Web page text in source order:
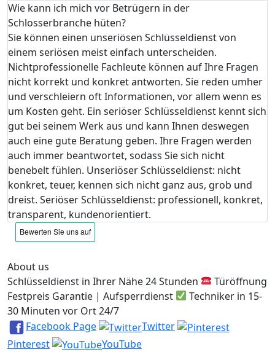
Wie kann ich mich vor Betrügern in der
Schlosserbranche hüten?
Sie können einen unseriösen Schlüsseldienst von
einem seriösen meist einfach unterscheiden.
Nichtprofessionelle Fachleute können auf Ihre Fragen
nicht korrekt und konkret antworten. Sie reden umher
und verschleiern oft Informationen, vor allem wenn es
um Kosten geht. Ein seriöser Schlüsseldienst kennt sich
gut bei seinem Werk aus und kann Ihnen deswegen
auch eine gute Beratung geben. Ihre Fragen werden
auch immer beantwortet, sodass Sie sich nicht
benebelt fühlen. Unseriöser Schlüsseldienst: nicht
konkret, teuer, kennen sich nicht ganz aus, grob und
dreist. Seriöser Schlüsseldienst: professionell, konkret,
transparent, kundenorientiert.
About us
Schlüsseldienst in Ihrer Nähe 24 Stunden
Türöffnung
Festpreis Garantie | Aufsperrdienst
Techniker in 15-
30 Minuten vor Ort 24/7
Facebook Page
Twitter
Pinterest
YouTube